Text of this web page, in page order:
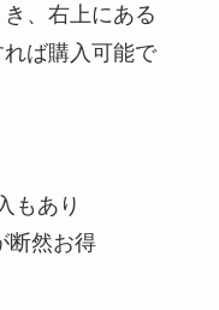
、右上にある
れば購入可能で
もあり
断然お得